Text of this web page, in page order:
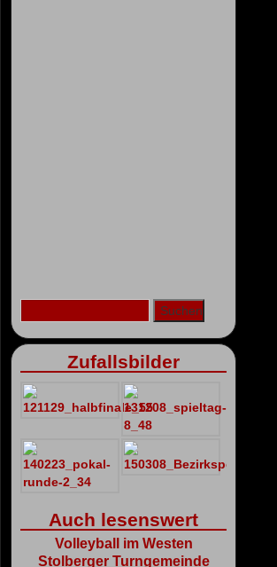
Zufallsbilder
Auch lesenswert
Volleyball im Westen
Stolberger Turngemeinde